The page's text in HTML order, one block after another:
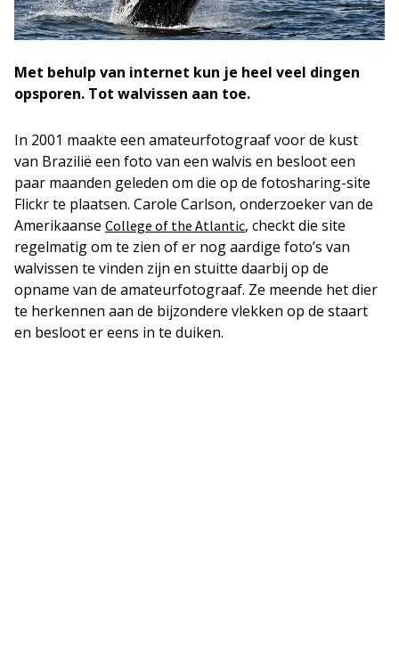
Met behulp van internet kun je heel veel dingen
opsporen. Tot walvissen aan toe.
In 2001 maakte een amateurfotograaf voor de kust
van Brazilië een foto van een walvis en besloot een
paar maanden geleden om die op de fotosharing-site
Flickr te plaatsen. Carole Carlson, onderzoeker van de
Amerikaanse College of the Atlantic, checkt die site
regelmatig om te zien of er nog aardige foto’s van
walvissen te vinden zijn en stuitte daarbij op de
opname van de amateurfotograaf. Ze meende het dier
te herkennen aan de bijzondere vlekken op de staart
en besloot er eens in te duiken.